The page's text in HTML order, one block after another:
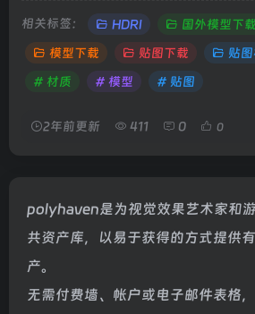
相关标签： HDRI 国外模型下载
模型下载
贴图下载 贴
# 材质
# 模型 # 贴图
2年前更新 411 0 0
polyhaven是为视觉效果艺术家和
共资产库，以易于获得的方式提供
产。
无需付费墙、帐户或电子邮件表格